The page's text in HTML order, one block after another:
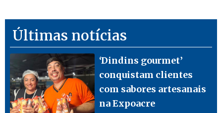
Últimas notícias
‘Dindins gourmet’
conquistam clientes
com sabores artesanais
na Expoacre